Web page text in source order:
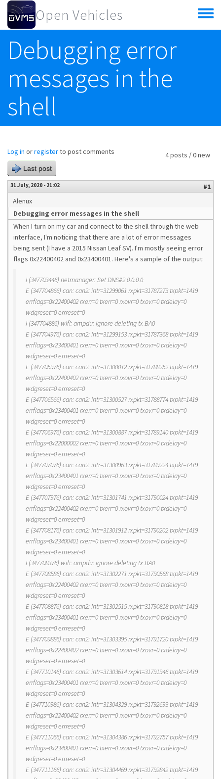
Skip to main content
Open Vehicles
Toggle
menu
Debugging error
messages in the
shell
4 posts / 0 new
Log in orregisterto post comments
Last post
31 July, 2020 - 21:02
#1
Alenux
Debugging error messages in the shell
When I turn on my car and connect to the shell through the web
interface, I'm noticing that there are a lot of error messages
being sent (I have a 2015 Nissan Leaf SV). I'm mostly seeing error
flags 0x22400402 and 0x23400401. Here's a sample of the output:
I (347703446) netmanager: Set DNS#2 0.0.0.0
E (347704866) can: can2: intr=31299061 rxpkt=31787273 txpkt=1419
errflags=0x22400402 rxerr=0 txerr=0 rxovr=0 txovr=0 txdelay=0
wdgreset=0 errreset=0
I (347704886) wifi: ampdu: ignore deleting tx BA0
E (347704976) can: can2: intr=31299153 rxpkt=31787368 txpkt=1419
errflags=0x23400401 rxerr=0 txerr=0 rxovr=0 txovr=0 txdelay=0
wdgreset=0 errreset=0
E (347705976) can: can2: intr=31300012 rxpkt=31788252 txpkt=1419
errflags=0x22400402 rxerr=0 txerr=0 rxovr=0 txovr=0 txdelay=0
wdgreset=0 errreset=0
E (347706566) can: can2: intr=31300527 rxpkt=31788774 txpkt=1419
errflags=0x23400401 rxerr=0 txerr=0 rxovr=0 txovr=0 txdelay=0
wdgreset=0 errreset=0
E (347706976) can: can2: intr=31300887 rxpkt=31789140 txpkt=1419
errflags=0x22000002 rxerr=0 txerr=0 rxovr=0 txovr=0 txdelay=0
wdgreset=0 errreset=0
E (347707076) can: can2: intr=31300963 rxpkt=31789224 txpkt=1419
errflags=0x23400401 rxerr=0 txerr=0 rxovr=0 txovr=0 txdelay=0
wdgreset=0 errreset=0
E (347707976) can: can2: intr=31301741 rxpkt=31790024 txpkt=1419
errflags=0x22400402 rxerr=0 txerr=0 rxovr=0 txovr=0 txdelay=0
wdgreset=0 errreset=0
E (347708176) can: can2: intr=31301912 rxpkt=31790202 txpkt=1419
errflags=0x23400401 rxerr=0 txerr=0 rxovr=0 txovr=0 txdelay=0
wdgreset=0 errreset=0
I (347708376) wifi: ampdu: ignore deleting tx BA0
E (347708586) can: can2: intr=31302271 rxpkt=31790568 txpkt=1419
errflags=0x22400402 rxerr=0 txerr=0 rxovr=0 txovr=0 txdelay=0
wdgreset=0 errreset=0
E (347708876) can: can2: intr=31302515 rxpkt=31790818 txpkt=1419
errflags=0x23400401 rxerr=0 txerr=0 rxovr=0 txovr=0 txdelay=0
wdgreset=0 errreset=0
E (347709886) can: can2: intr=31303395 rxpkt=31791720 txpkt=1419
errflags=0x22400402 rxerr=0 txerr=0 rxovr=0 txovr=0 txdelay=0
wdgreset=0 errreset=0
E (347710146) can: can2: intr=31303614 rxpkt=31791946 txpkt=1419
errflags=0x23400401 rxerr=0 txerr=0 rxovr=0 txovr=0 txdelay=0
wdgreset=0 errreset=0
E (347710986) can: can2: intr=31304329 rxpkt=31792693 txpkt=1419
errflags=0x22400402 rxerr=0 txerr=0 rxovr=0 txovr=0 txdelay=0
wdgreset=0 errreset=0
E (347711066) can: can2: intr=31304386 rxpkt=31792757 txpkt=1419
errflags=0x23400401 rxerr=0 txerr=0 rxovr=0 txovr=0 txdelay=0
wdgreset=0 errreset=0
E (347711166) can: can2: intr=31304469 rxpkt=31792842 txpkt=1419